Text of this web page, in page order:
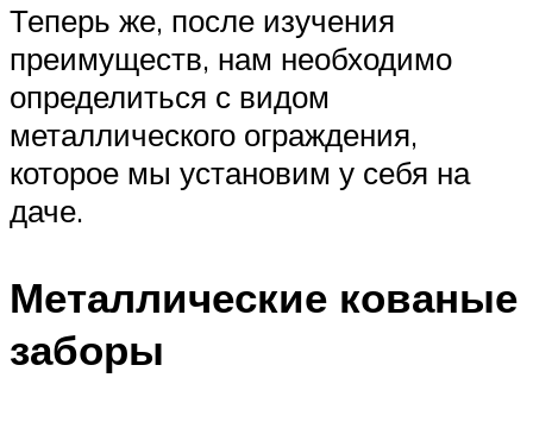
Теперь же, после изучения
преимуществ, нам необходимо
определиться с видом
металлического ограждения,
которое мы установим у себя на
даче.
Металлические кованые
заборы